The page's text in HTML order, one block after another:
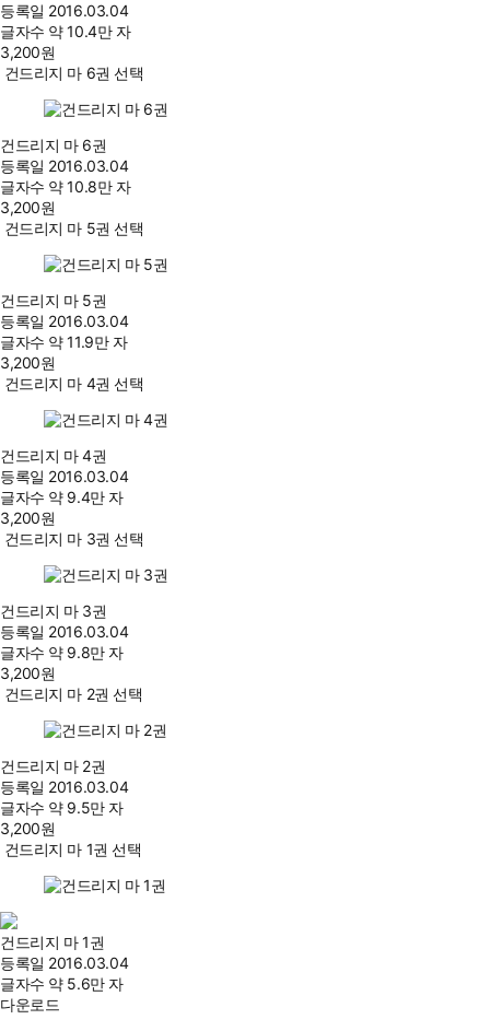
등록일 2016.03.04
글자수 약 10.4만 자
3,200원
건드리지 마 6권 선택
건드리지 마 6권
등록일 2016.03.04
글자수 약 10.8만 자
3,200원
건드리지 마 5권 선택
건드리지 마 5권
등록일 2016.03.04
글자수 약 11.9만 자
3,200원
건드리지 마 4권 선택
건드리지 마 4권
등록일 2016.03.04
글자수 약 9.4만 자
3,200원
건드리지 마 3권 선택
건드리지 마 3권
등록일 2016.03.04
글자수 약 9.8만 자
3,200원
건드리지 마 2권 선택
건드리지 마 2권
등록일 2016.03.04
글자수 약 9.5만 자
3,200원
건드리지 마 1권 선택
건드리지 마 1권
등록일 2016.03.04
글자수 약 5.6만 자
다운로드